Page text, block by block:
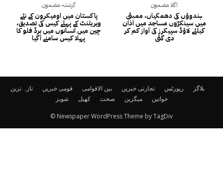
گزشتہ مضمون
پاکستان میں اومیکرون کے نئے
ویریئنٹ کے پہلے کیس کی تصدیق،
چین میں انسانوں میں برڈ فلو کا
پہلا کیس سامنے آگیا
اگلا مضمون
ہندوؤں کی دھمکیاں‌، ممبئی
میں سینکڑوں مساجد میں اذان
کیلئے لاؤڈ سپیکرز کی آواز کم کر
دی گئی
تازہ ترین قومی خبریں بین الاقوامی تجارتی خبریں رپورٹس
بلاگز
شوبز
کھیل صحت میگزین خواتین
© Newspaper WordPress Theme by TagDiv